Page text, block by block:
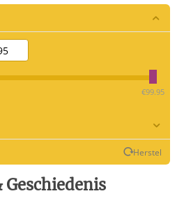
‎€99.95
Herstel